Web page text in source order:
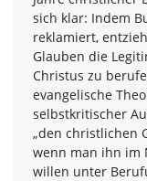
sich klar: Indem
reklamiert,
Glauben die
Christus zu
evangelische
selbstkritischer
„den christlichen
wenn man ihn im
willen unter